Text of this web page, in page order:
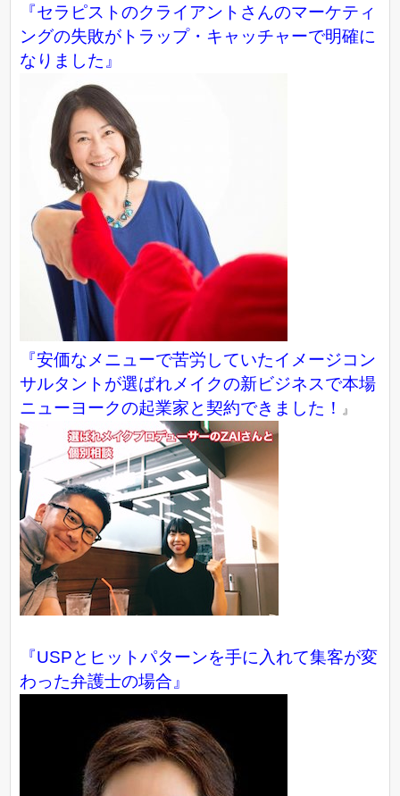
『セラピストのクライアントさんのマーケティ
ングの失敗がトラップ・キャッチャーで明確に
なりました』
『安価なメニューで苦労していたイメージコン
サルタントが選ばれメイクの新ビジネスで本場
ニューヨークの起業家と契約できました！
』
『USPとヒットパターンを手に入れて集客が変
わった弁護士の場合』